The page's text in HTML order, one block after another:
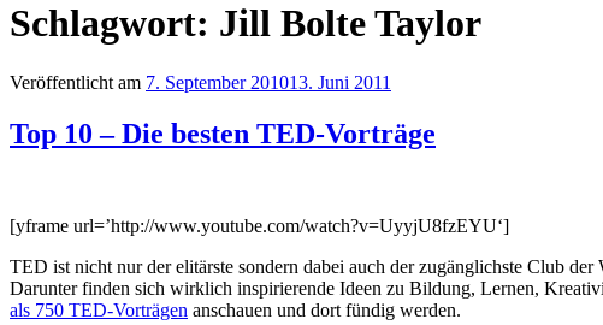
Schlagwort: Jill Bolte Taylor
Veröffentlicht am 7. September 201013. Juni 2011
Top 10 – Die besten TED-Vorträge
[yframe url=’http://www.youtube.com/watch?v=UyyjU8fzEYU‘]
TED ist nicht nur der elitärste sondern dabei auch der zugänglichste Club
Darunter finden sich wirklich inspirierende Ideen zu Bildung, Lernen,
als 750 TED-Vorträgen anschauen und dort fündig werden.